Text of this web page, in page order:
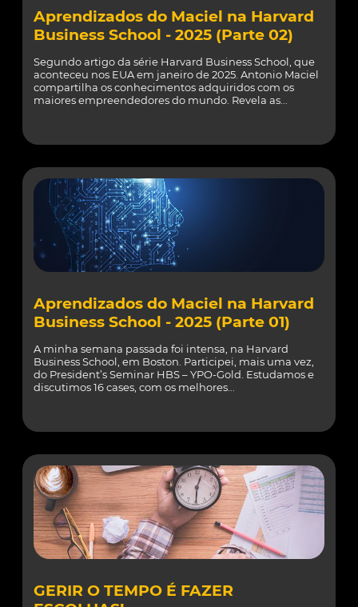
Aprendizados do Maciel na Harvard
Business School - 2025 (Parte 02)
Segundo artigo da série Harvard Business School, que
aconteceu nos EUA em janeiro de 2025. Antonio Maciel
compartilha os conhecimentos adquiridos com os
maiores empreendedores do mundo. Revela as...
Aprendizados do Maciel na Harvard
Business School - 2025 (Parte 01)
A minha semana passada foi intensa, na Harvard
Business School, em Boston. Participei, mais uma vez,
do President’s Seminar HBS – YPO-Gold. Estudamos e
discutimos 16 cases, com os melhores...
GERIR O TEMPO É FAZER